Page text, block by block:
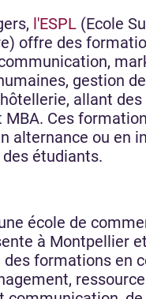
l'ESPL (Ecole
offre des
gestion
allant des
MBA. Ces
alternance ou en
étudiants.
école de
à Montpellier
des formations en